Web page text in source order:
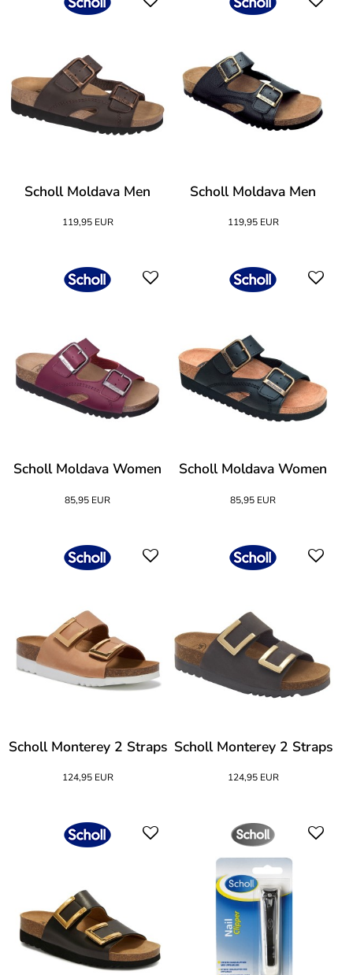
Scholl Moldava Men
119,95 EUR
Scholl Moldava Men
119,95 EUR
Scholl Moldava Women
85,95 EUR
Scholl Moldava Women
85,95 EUR
Scholl Monterey 2 Straps
124,95 EUR
Scholl Monterey 2 Straps
124,95 EUR